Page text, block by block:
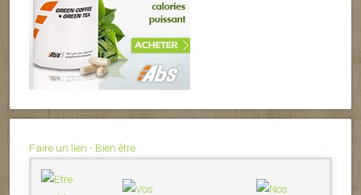
Faire un lien - Bien être